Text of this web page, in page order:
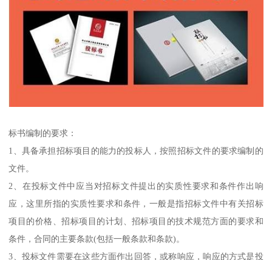
标书编制的要求：
1、具备承担招标项目的能力的投标人，按照招标文件的要求编制的
文件。
2、在投标文件中应当对招标文件提出的实质性要求和条件作出响
应，这里所指的实质性要求和条件，一般是指招标文件中有关招标
项目的价格、招标项目的计划、招标项目的技术规范方面的要求和
条件，合同的主要条款(包括一般条款和条款)。
3、投标文件需要在这些方面作出回答，或称响应，响应的方式是投